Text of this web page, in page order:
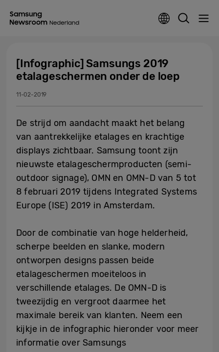
[Infographic] Samsungs 2019
etalageschermen onder de loep
11-02-2019
De strijd om aandacht maakt het belang
van aantrekkelijke etalages en krachtige
displays zichtbaar. Samsung toont zijn
nieuwste etalageschermproducten (semi-
outdoor signage), OMN en OMN-D van 5 tot
8 februari 2019 tijdens Integrated Systems
Europe (ISE) 2019 in Amsterdam.
Door de combinatie van hoge helderheid,
scherpe beelden en slanke, modern
ontworpen designs passen beide
etalageschermen moeiteloos in
verschillende etalages. De OMN-D is
tweezijdig en vergroot daarmee het
maximale bereik van klanten. Neem een
kijkje in de infographic hieronder voor meer
informatie over Samsungs